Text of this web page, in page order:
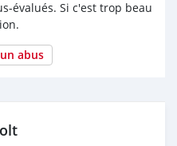
évalués. Si c'est trop beau
abus